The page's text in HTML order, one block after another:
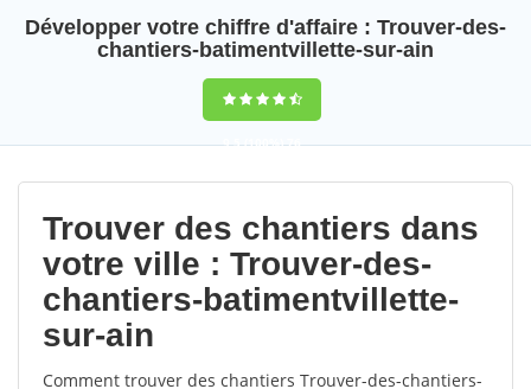
Développer votre chiffre d'affaire : Trouver-des-
chantiers-batimentvillette-sur-ain
9,5(100%)76
votes
Trouver des chantiers dans
votre ville : Trouver-des-
chantiers-batimentvillette-
sur-ain
Comment trouver des chantiers Trouver-des-chantiers-